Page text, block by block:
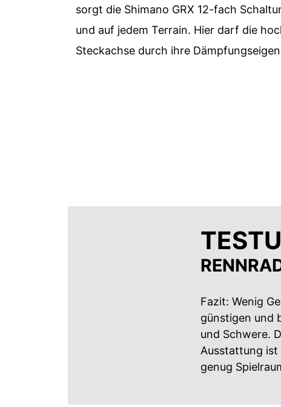
sorgt die Shimano GRX 12-fach
und auf jedem Terrain. Hier darf die
Steckachse durch ihre
Fazit: Wenig
günstigen und
und Schwere.
Ausstattung ist
genug